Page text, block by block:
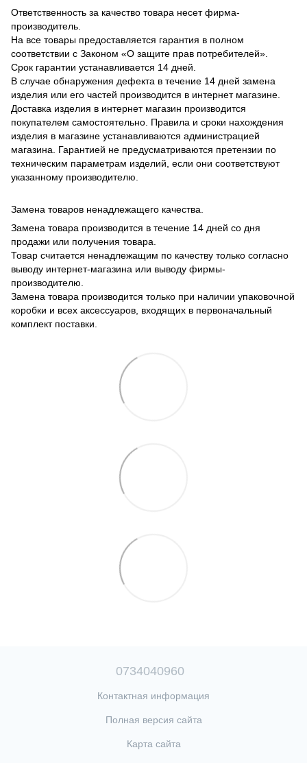
Ответственность за качество товара несет фирма-
производитель.
На все товары предоставляется гарантия в полном
соответствии с Законом «О защите прав потребителей».
Срок гарантии устанавливается 14 дней.
В случае обнаружения дефекта в течение 14 дней замена
изделия или его частей производится в интернет магазине.
Доставка изделия в интернет магазин производится
покупателем самостоятельно. Правила и сроки нахождения
изделия в магазине устанавливаются администрацией
магазина. Гарантией не предусматриваются претензии по
техническим параметрам изделий, если они соответствуют
указанному производителю.
Замена товаров ненадлежащего качества.
Замена товара производится в течение 14 дней со дня
продажи или получения товара.
Товар считается ненадлежащим по качеству только согласно
выводу интернет-магазина или выводу фирмы-
производителю.
Замена товара производится только при наличии упаковочной
коробки и всех аксессуаров, входящих в первоначальный
комплект поставки.
0734040960
Контактная информация
Полная версия сайта
Карта сайта